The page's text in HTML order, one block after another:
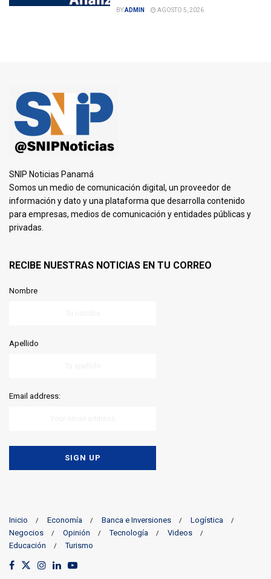
BYADMIN AGOSTO 5, 2026
SNIP Noticias Panamá
Somos un medio de comunicación digital, un proveedor de
información y dato y una plataforma que desarrolla contenido
para empresas, medios de comunicación y entidades públicas y
privadas.
RECIBE NUESTRAS NOTICIAS EN TU CORREO
Nombre
Apellido
Email address:
Inicio Economía Banca e Inversiones
Logística
Negocios
Opinión Tecnología
Videos
Educación
Turismo